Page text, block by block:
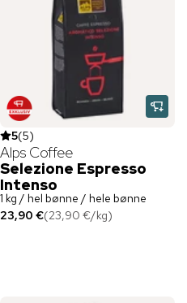
5(5)
Alps Coffee
Selezione Espresso
Intenso
1 kg / hel bønne / hele bønne
23,90 €(23,90 €/kg)